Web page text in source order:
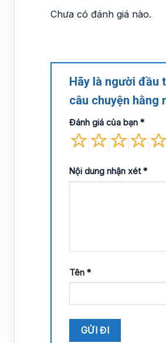
Chưa có đánh giá nào.
Hãy là người đầu
câu chuyện hằng
Đánh giá của bạn *
Nội dung nhận xét*
Tên *